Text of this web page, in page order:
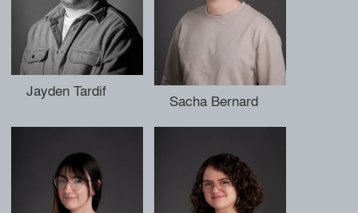
Jayden Tardif
Sacha Bernard